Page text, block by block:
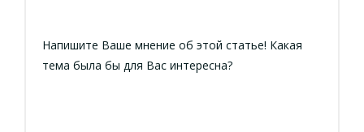
Напишите Ваше мнение об этой статье! Какая
тема была бы для Вас интересна?